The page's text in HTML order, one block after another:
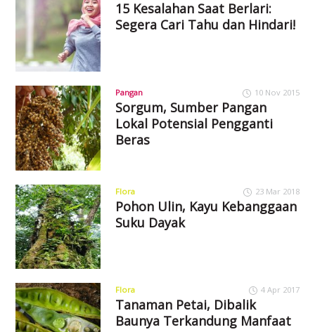
15 Kesalahan Saat Berlari:
Segera Cari Tahu dan Hindari!
Pangan 10 Nov 2015
Sorgum, Sumber Pangan
Lokal Potensial Pengganti
Beras
Flora 23 Mar 2018
Pohon Ulin, Kayu Kebanggaan
Suku Dayak
Flora 4 Apr 2017
Tanaman Petai, Dibalik
Baunya Terkandung Manfaat